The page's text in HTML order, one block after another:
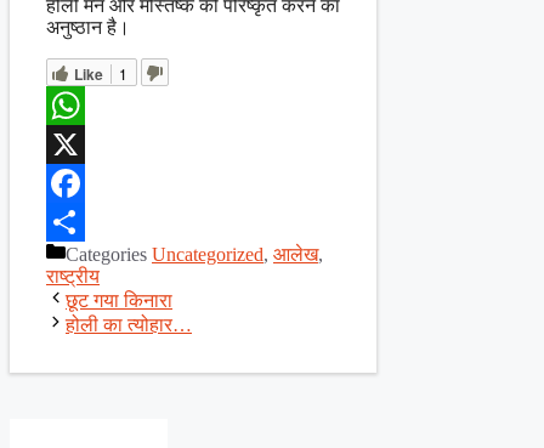
होली मन और मस्तिष्क को परिष्कृत करने का
अनुष्ठान है।
Like 1
WhatsApp
X
Facebook
ShareCategories Uncategorized, आलेख,
राष्ट्रीय
छूट गया किनारा
होली का त्योहार…